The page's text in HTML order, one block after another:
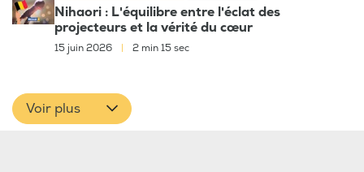
Nihaori : L'équilibre entre l'éclat des
projecteurs et la vérité du cœur
15 juin 2026 | 2 min 15 sec
Voir plus